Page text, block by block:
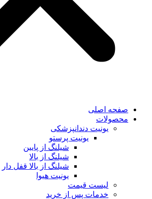
صفحه اصلی
محصولات
یونیت دندانپزشکی
یونیت پرستو
شیلنگ از پایین
شیلنگ از بالا
شیلنگ از بالا قفل دار
یونیت هیوا
لیست قیمت
خدمات پس از خرید